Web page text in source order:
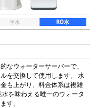
浄水 RO水
なウォーターサーバーで、
を交換して使用します。 水
も上がり、料金体系は複雑
を味わえる唯一のウォータ
す。